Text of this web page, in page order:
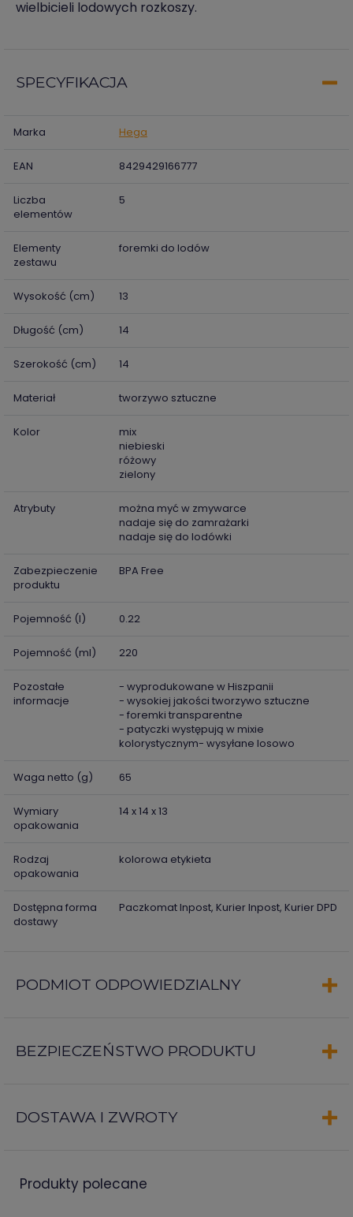
wielbicieli lodowych rozkoszy.
SPECYFIKACJA
Marka Hega
EAN 8429429166777
Liczba
elementów
5
Elementy
zestawu
foremki do lodów
Wysokość (cm) 13
Długość (cm) 14
Szerokość (cm) 14
Materiał tworzywo sztuczne
Kolor
mix
niebieski
różowy
zielony
Atrybuty
można myć w zmywarce
nadaje się do zamrażarki
nadaje się do lodówki
Zabezpieczenie
produktu
BPA Free
Pojemność (l) 0.22
Pojemność (ml) 220
Pozostałe
informacje
- wyprodukowane w Hiszpanii
- wysokiej jakości tworzywo sztuczne
- foremki transparentne
- patyczki występują w mixie
kolorystycznym- wysyłane losowo
Waga netto (g) 65
Wymiary
opakowania
14 x 14 x 13
Rodzaj
opakowania
kolorowa etykieta
Dostępna forma
dostawy
Paczkomat Inpost, Kurier Inpost, Kurier DPD
PODMIOT ODPOWIEDZIALNY
BEZPIECZEŃSTWO PRODUKTU
DOSTAWA I ZWROTY
produkty polecane